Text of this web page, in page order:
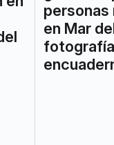
personas
en Mar